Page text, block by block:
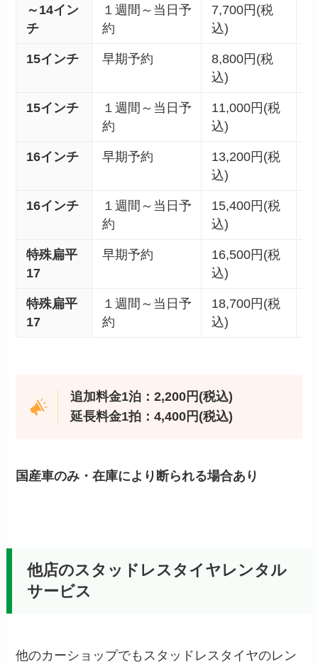
～14イン
チ
１週間～当日予
約
7,700円(税
込)
15インチ 早期予約
8,800円(税
込)
15インチ
１週間～当日予
約
11,000円(税
込)
16インチ 早期予約
13,200円(税
込)
16インチ
１週間～当日予
約
15,400円(税
込)
特殊扁平
17
早期予約
16,500円(税
込)
特殊扁平
17
１週間～当日予
約
18,700円(税
込)
追加料金1泊：2,200円(税込)
延長料金1拍：4,400円(税込)
国産車のみ・在庫により断られる場合あり
他店のスタッドレスタイヤレンタル
サービス
他のカーショップでもスタッドレスタイヤのレン